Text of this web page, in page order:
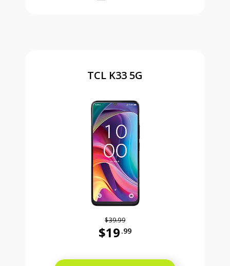
TCL K33 5G
$39.99
$19 .99